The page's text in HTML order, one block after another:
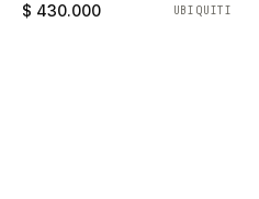
$ 430.000
UBIQUITI